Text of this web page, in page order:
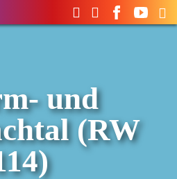
Suchen
nach:
und
(RW